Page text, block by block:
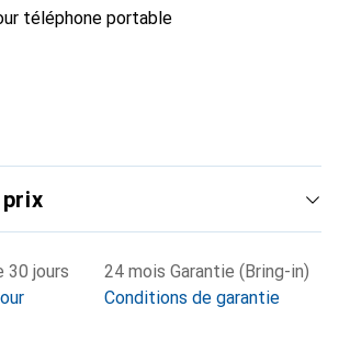
téléphone portable
30 jours
24 mois Garantie (Bring-in)
Conditions de garantie